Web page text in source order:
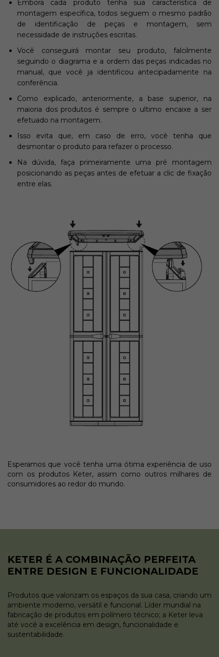
Embora cada produto tenha sua característica de
montagem específica, todos seguem o mesmo padrão
de identificação de peças e montagem, sem
necessidade de instruções escritas.
Você conseguirá montar seu produto, falcilmente
seguindo o diagrama e a ordem das peças indicadas no
manual, que você ja identificou antecipadamente na
conferência.
Como explicado, anteriormente, a base superior, na
maioria dos produtos é sempre o ultimo encaixe a ser
efetuado na montagem.
Isso evita que, em caso de erro, você tenha que
desmontar o produto para refazer o processo.
Na dúvida, faça primeiramente uma pré montagem
posicionando as peças antes de efetuar a clic de fixação
entre elas.
Esperamos que você tenha uma ótima experiência de uso
com os produtos Keter, assim como outros milhares de
consumidores ao redor do mundo.
KETER É A COMBINAÇÃO PERFEITA
ENTRE DESIGN E FUNCIONALIDADE
Produtos que valorizam os espaços da sua casa, criando um
ambiente moderno, versátil e funcional. Líder mundial na
fabricação de produtos em polímero técnico; a Keter leva
até você a excelência em design, funcionalidade e
sustentabilidade.